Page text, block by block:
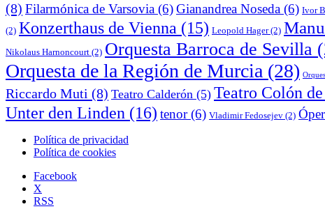
(8) Filarmónica de Varsovia (6)Gianandrea Noseda (6) Ivor
(2) Konzerthaus de Vienna (15) Leopold Hager(2)
Nikolaus Harnoncourt (2) Orquesta Barroca de Sevilla
Orquesta de la Región de Murcia (28)
Riccardo Muti (8) Teatro Calderón (5) Teatro Colón
Unter den Linden (16) tenor(6) Vladimir Fedosejev (2)
Política de privacidad
Política de cookies
Facebook
X
RSS